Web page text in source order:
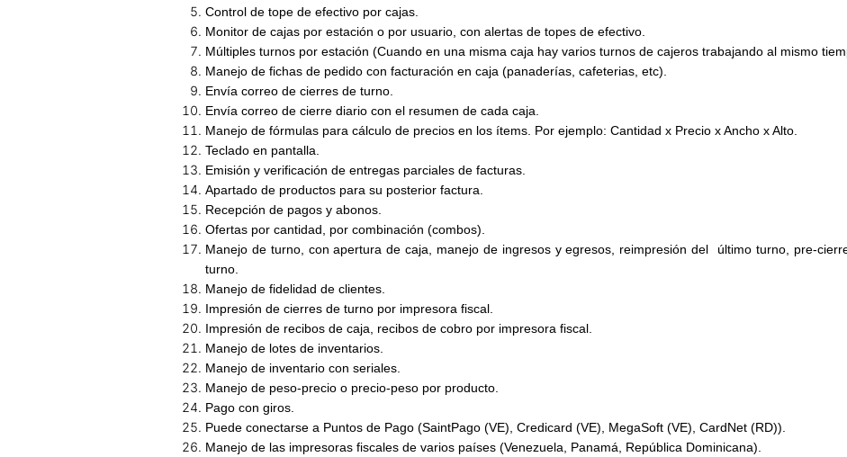
Control de tope de efectivo por cajas.
Monitor de cajas por estación o por usuario, con alertas de topes de efectivo.
Múltiples turnos por estación (Cuando en una misma caja hay varios turnos de cajeros trabajando al mismo
Manejo de fichas de pedido con facturación en caja (panaderías, cafeterias, etc).
Envía correo de cierres de turno.
Envía correo de cierre diario con el resumen de cada caja.
Manejo de fórmulas para cálculo de precios en los ítems. Por ejemplo: Cantidad x Precio x Ancho x Alto.
Teclado en pantalla.
Emisión y verificación de entregas parciales de facturas.
Apartado de productos para su posterior factura.
Recepción de pagos y abonos.
Ofertas por cantidad, por combinación (combos).
Manejo de turno, con apertura de caja, manejo de ingresos y egresos, reimpresión del último turno, pre-
turno.
Manejo de fidelidad de clientes.
Impresión de cierres de turno por impresora fiscal.
Impresión de recibos de caja, recibos de cobro por impresora fiscal.
Manejo de lotes de inventarios.
Manejo de inventario con seriales.
Manejo de peso-precio o precio-peso por producto.
Pago con giros.
Puede conectarse a Puntos de Pago (SaintPago (VE), Credicard (VE), MegaSoft (VE), CardNet (RD)).
Manejo de las impresoras fiscales de varios países (Venezuela, Panamá, República Dominicana).